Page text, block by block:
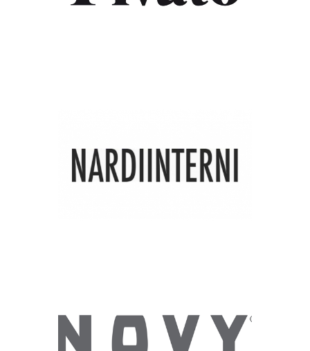
Marque
NARDIINTERNI
NOVY